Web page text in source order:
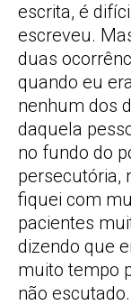
escrita, é
escreveu.
duas
quando eu
nenhum dos
daquela
no fundo do
persecutória,
fiquei com
pacientes
dizendo que
muito tempo
não